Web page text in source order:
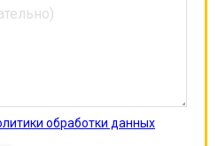
обработки данных